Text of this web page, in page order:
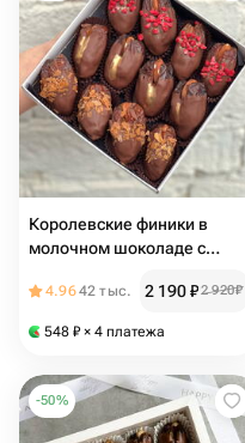
Королевские финики в
молочном шоколаде с
4.9642 тыс. 2 190₽2 920₽
548 ₽ × 4 платежа
-50%